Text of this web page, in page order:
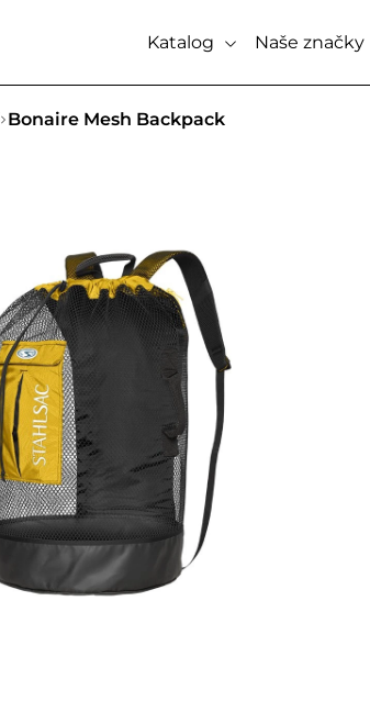
Katalog Naše značky
Bonaire Mesh Backpack